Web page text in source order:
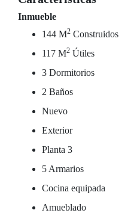
Inmueble
144 M2 Construidos
117 M2 Útiles
3 Dormitorios
2 Baños
Nuevo
Exterior
Planta 3
5 Armarios
Cocina equipada
Amueblado